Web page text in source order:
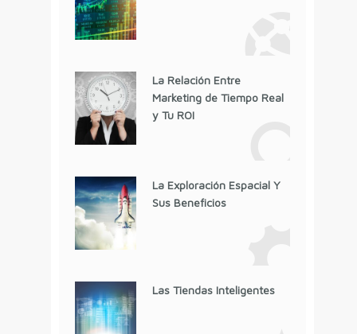
La Relación Entre
Marketing de Tiempo Real
y Tu ROI
La Exploración Espacial Y
Sus Beneficios
Las Tiendas Inteligentes